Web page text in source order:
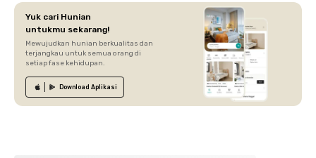
Yuk cari Hunian
untukmu sekarang!
Mewujudkan hunian berkualitas dan
terjangkau untuk semua orang di
setiap fase kehidupan.
Download Aplikasi